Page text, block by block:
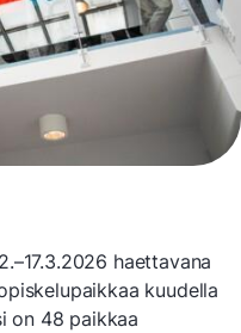
haettavana
kuudella
on 48 paikkaa